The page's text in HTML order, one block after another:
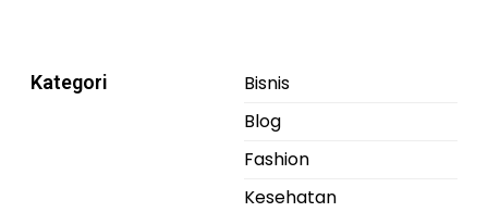
Kategori
Bisnis
Blog
Fashion
Kesehatan